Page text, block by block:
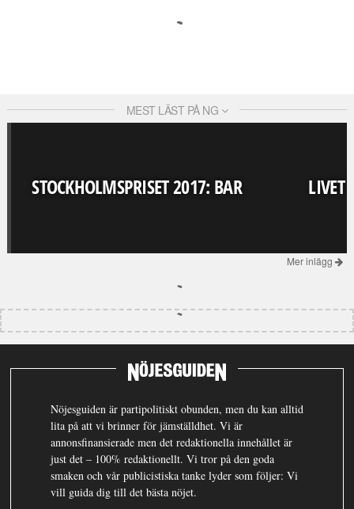
MEST LÄST PÅ NG
STOCKHOLMSPRISET 2017: BAR LIVET
Mer inlägg
Nöjesguiden är partipolitiskt obunden, men du kan alltid
lita på att vi brinner för jämställdhet. Vi är
annonsfinansierade men det redaktionella innehållet är
just det – 100% redaktionellt. Vi tror på den goda
smaken och vår publicistiska tanke lyder som följer: Vi
vill guida dig till det bästa nöjet.